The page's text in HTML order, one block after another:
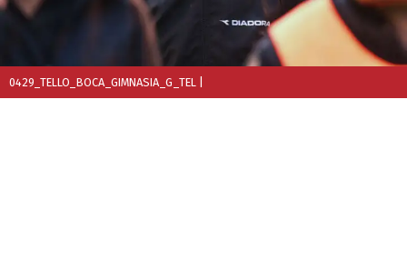
0429_TELLO_BOCA_GIMNASIA_G_TEL